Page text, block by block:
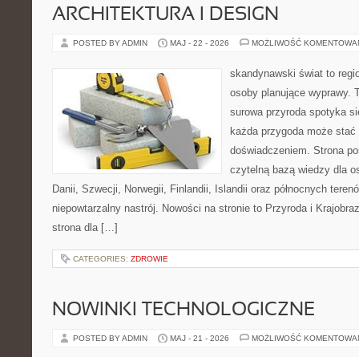
ARCHITEKTURA I DESIGN
POSTED BY ADMIN MAJ - 22 - 2026 MOŻLIWOŚĆ
skandynawski świat to
osoby planujące wyprawy.
surowa przyroda spotyka
każda przygoda może
doświadczeniem. Strona
czytelną bazą wiedzy dla
Danii, Szwecji, Norwegii, Finlandii, Islandii oraz północnych
niepowtarzalny nastrój. Nowości na stronie to Przyroda i
strona dla […]
CATEGORIES: ZDROWIE
NOWINKI TECHNOLOGICZNE
POSTED BY ADMIN MAJ - 21 - 2026 MOŻLIWOŚĆ